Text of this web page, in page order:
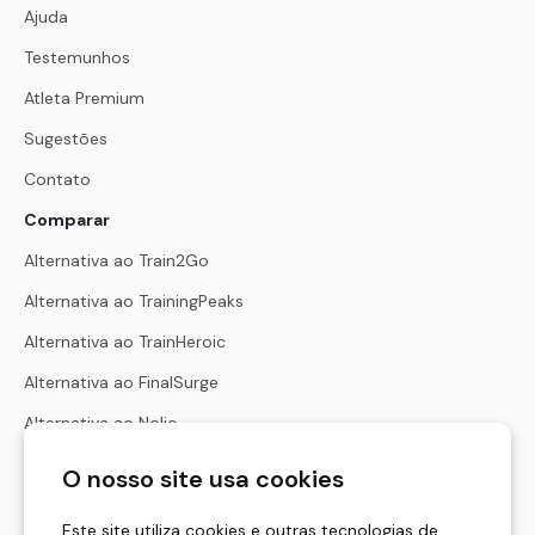
O nosso site usa cookies
Este site utiliza cookies e outras tecnologias de
Ajuda
Testemunhos
Atleta Premium
Sugestões
Contato
Comparar
Alternativa ao Train2Go
Alternativa ao TrainingPeaks
Alternativa ao TrainHeroic
Alternativa ao FinalSurge
Alternativa ao Nolio